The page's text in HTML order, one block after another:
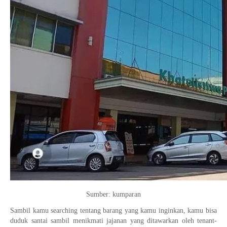
Sumber: kumparan
Sambil kamu searching tentang barang yang kamu inginkan, kamu bisa
duduk santai sambil menikmati jajanan yang ditawarkan oleh tenant-